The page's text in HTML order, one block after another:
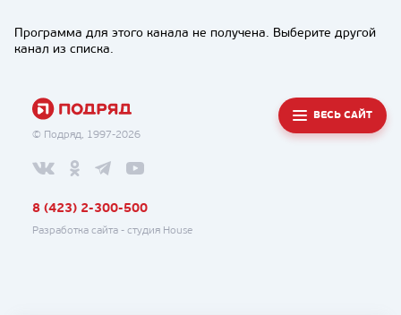
Программа для этого канала не получена. Выберите другой
канал из списка.
© Подряд, 1997-2026
ВЕСЬ САЙТ
8 (423) 2-300-500
Разработка сайта - студия House